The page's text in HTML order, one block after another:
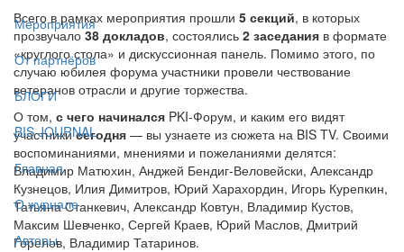
Мероприятия
От партнёров
БЛОГИ
BIS JOURNAL
Главная
О журнале
Авторы
Всего в рамках мероприятия прошли 5 секций, в которых
прозвучало38 докладов, состоялись 2 заседания в формате
«круглого стола» и дискуссионная панель. Помимо этого, по
случаю юбилея форума участники провели чествование
ветеранов отрасли и другие торжества.
О том, с чего начинался PKI-Форум, и каким его видят
участникисегодня — вы узнаете из сюжета на BIS TV. Своими
воспоминаниями, мнениями и пожеланиями делятся:
Владимир Матюхин, Анджей Бендиг-Веловейски, Александр
Кузнецов, Илия Димитров, Юрий Харахордин, Игорь Курепкин,
Татьяна Станкевич, Александр Ковтун, Владимир Кустов,
Максим Шевченко, Сергей Краев, Юрий Маслов, Дмитрий
Горелов, Владимир Татаринов.